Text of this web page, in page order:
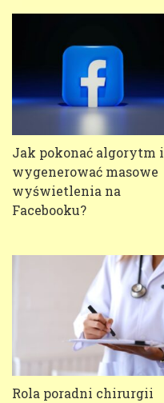
Jak pokonać algorytm i
wygenerować masowe
wyświetlenia na
Facebooku?
Rola poradni chirurgii